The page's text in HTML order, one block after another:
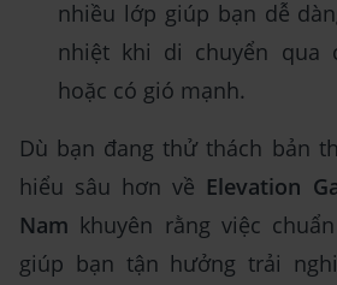
nhiều lớp giúp bạn dễ
nhiệt khi di chuyển qua
hoặc có gió mạnh.
Dù bạn đang thử thách bản
hiểu sâu hơn về Elevation
Nam khuyên rằng việc
giúp bạn tận hưởng trải